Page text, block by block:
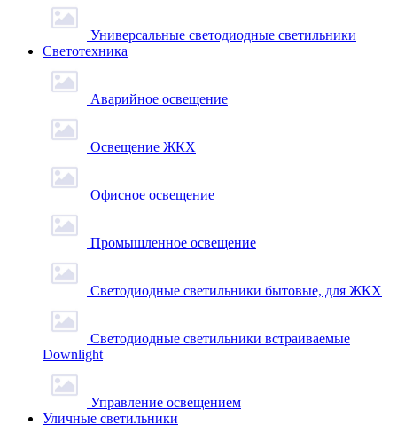
Универсальные светодиодные светильники
Светотехника
Аварийное освещение
Освещение ЖКХ
Офисное освещение
Промышленное освещение
Светодиодные светильники бытовые, для ЖКХ
Светодиодные светильники встраиваемые
Downlight
Управление освещением
Уличные светильники